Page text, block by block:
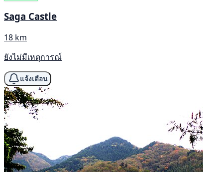
Saga Castle
18 km
ยังไม่มีเหตุการณ์
แจ้งเตือน